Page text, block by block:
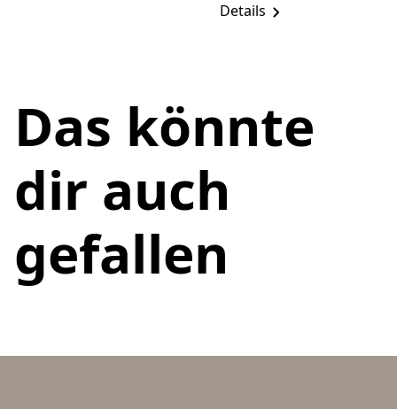
Details
Das könnte
dir auch
gefallen